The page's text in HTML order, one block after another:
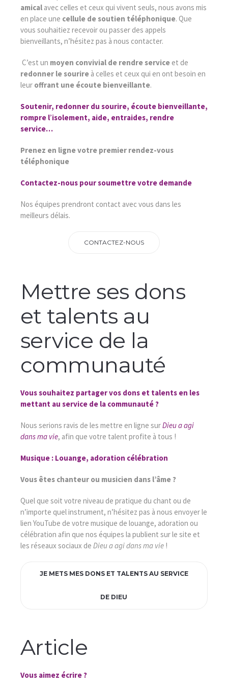
amicalavec celles et ceux qui vivent seuls, nous avons mis
en place une cellule de soutien téléphonique. Que
vous souhaitiez recevoir ou passer des appels
bienveillants, n’hésitez pas à nous contacter.
C’est un moyen convivial de rendre serviceet de
redonner le sourireà celles et ceux qui en ont besoin en
leur offrant une écoute bienveillante.
Soutenir, redonner du sourire, écoute bienveillante,
rompre l’isolement, aide, entraides, rendre
service…
Prenez en ligne votre premier rendez-vous
téléphonique
Contactez-nous pour soumettre votre demande
Nos équipes prendront contact avec vous dans les
meilleurs délais.
CONTACTEZ-NOUS
Mettre ses dons
et talents au
service de la
communauté
Vous souhaitez partager vos dons et talents en les
mettant au service de la communauté ?
Nous serions ravis de les mettre en ligne surDieu a agi
dans ma vie, afin que votre talent profite à tous !
Musique : Louange, adoration célébration
Vous êtes chanteur ou musicien dans l’âme ?
Quel que soit votre niveau de pratique du chant ou de
n’importe quel instrument, n’hésitez pas à nous envoyer le
lien YouTube de votre musique de louange, adoration ou
célébration afin que nos équipes la publient sur le site et
les réseaux sociaux de Dieu a agi dans ma vie !
JE METS MES DONS ET TALENTS AU SERVICE
DE DIEU
Article
Vous aimez écrire ?